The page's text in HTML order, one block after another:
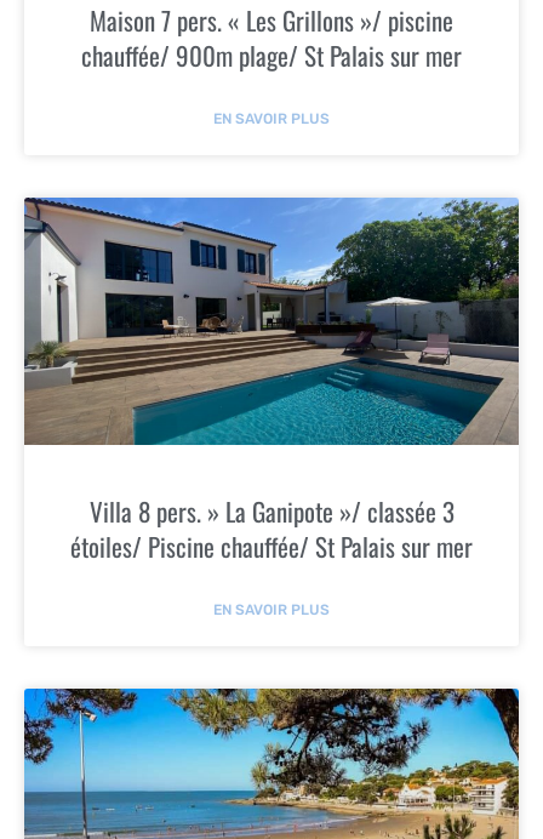
Maison 7 pers. « Les Grillons »/ piscine
chauffée/ 900m plage/ St Palais sur mer
EN SAVOIR PLUS
Villa 8 pers. » La Ganipote »/ classée 3
étoiles/ Piscine chauffée/ St Palais sur mer
EN SAVOIR PLUS